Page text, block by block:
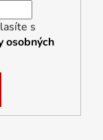
s
osobných